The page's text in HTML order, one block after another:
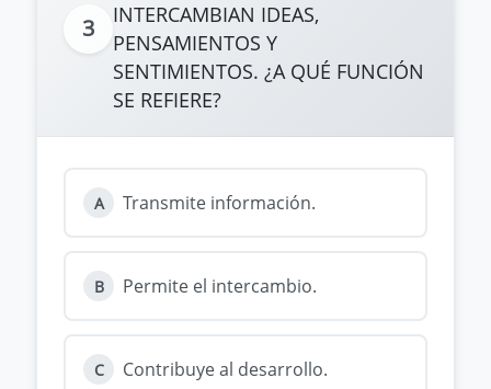
3
INTERCAMBIAN IDEAS,
PENSAMIENTOS Y
SENTIMIENTOS. ¿A QUÉ FUNCIÓN
SE REFIERE?
A Transmite información.
B Permite el intercambio.
C Contribuye al desarrollo.